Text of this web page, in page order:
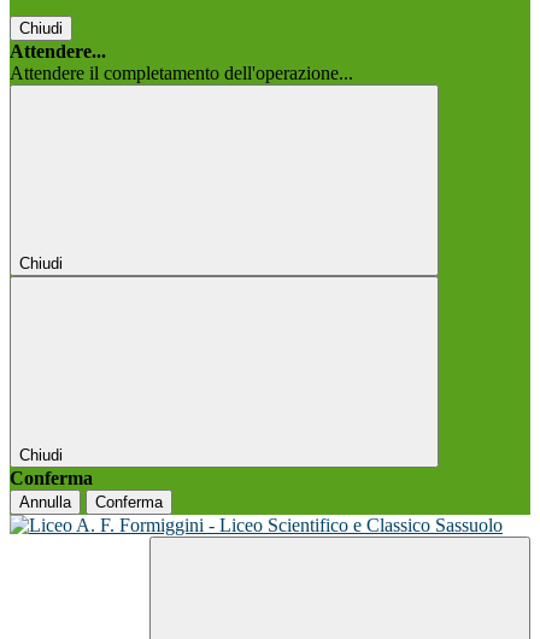
Chiudi
Attendere...
Attendere il completamento dell'operazione...
Chiudi
Chiudi
Conferma
Annulla Conferma